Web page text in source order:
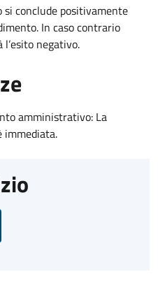
conclude positivamente
In caso contrario
negativo.
amministrativo: La
immediata.